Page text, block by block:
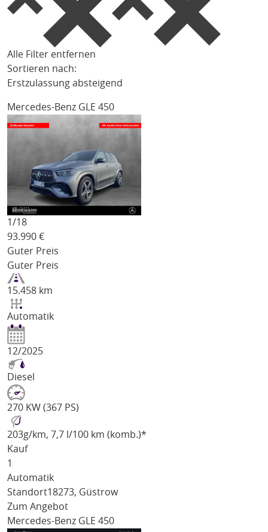
Alle Filter entfernen
Sortieren nach:
Erstzulassung absteigend
Mercedes-Benz GLE 450
1/18
93.990 €
Guter Preis
Guter Preis
15.458 km
Automatik
12/2025
Diesel
270 KW (367 PS)
203g/km, 7,7 l/100 km (komb.)*
Kauf
1
Automatik
Standort18273, Güstrow
Zum Angebot
Mercedes-Benz GLE 450